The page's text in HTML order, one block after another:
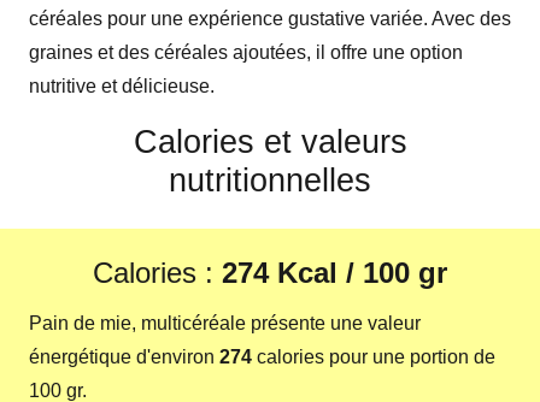
céréales pour une expérience gustative variée. Avec des
graines et des céréales ajoutées, il offre une option
nutritive et délicieuse.
Calories et valeurs
nutritionnelles
Calories : 274 Kcal / 100 gr
Pain de mie, multicéréale présente une valeur
énergétique d'environ 274 calories pour une portion de
100 gr.